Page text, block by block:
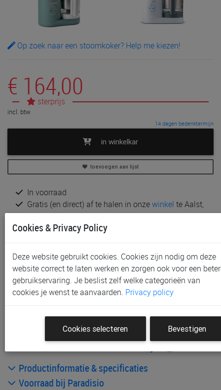
Op zoek naar een stoomkoker? Help me kiezen!
€ 164,00
sterprijs
incl. btw
14 dagen bedenktermijn
in winkelkar
toevoegen aan lijst
In voorraad
Gratis (en direct) af te halen in onzewinkel te Aalst,
Sint-Niklaas en Waregem
Gratis (na bestelling) af te halen in onze
Gratis verzending *
Inclusief taksen
Bijpassende artikelen:
Productinformatie & specificaties
Voorraad bij Paradisio
Cookies & Privacy Policy
Deze website gebruikt cookies. Cookies zijn nodig om deze
website correct te laten werken en zorgen ook voor een
gebruikservaring. Je beslist zelf welke categorieën van
cookies je wenst te aanvaarden. Privacy policy
Cookies selecteren Bevestigen